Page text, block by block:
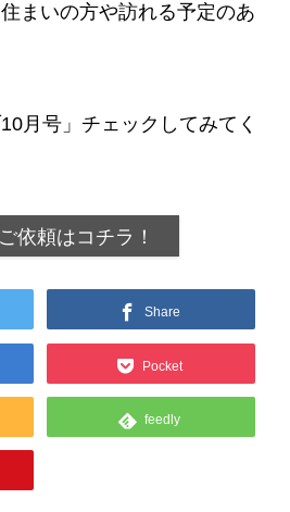
まいの方や訪れる予定のあ
月号」チェックしてみてく
依頼はコチラ！
Share
Pocket
feedly